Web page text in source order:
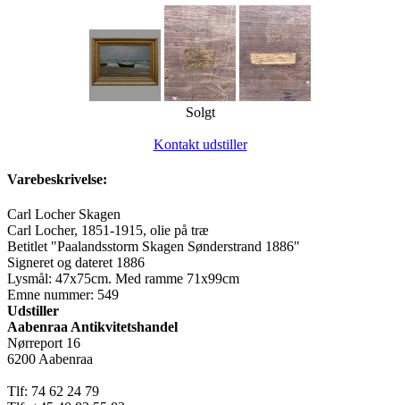
Solgt
Kontakt udstiller
Varebeskrivelse:
Carl Locher Skagen
Carl Locher, 1851-1915, olie på træ
Betitlet "Paalandsstorm Skagen Sønderstrand 1886"
Signeret og dateret 1886
Lysmål: 47x75cm. Med ramme 71x99cm
Emne nummer: 549
Udstiller
Aabenraa Antikvitetshandel
Nørreport 16
6200 Aabenraa
Tlf: 74 62 24 79